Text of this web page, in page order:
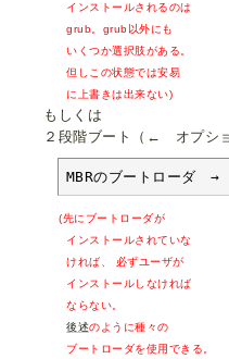
インストールされるのは
grub。grub以外にも
いくつか選択肢がある。
但しこの状態では安易
に上書きは出来ない)
もしくは
２段階ブート（← オプショ
MBRのブートローダ　→
(先にブートローダが (
インストールされていな
ければ、 必ずユーザが
インストールしなければ
ならない。
後述のように種々の
ブートローダを使用できる。